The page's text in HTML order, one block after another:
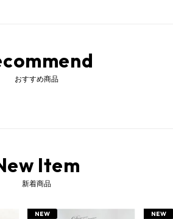
おすすめ商品
Item
新着商品
NEW NEW